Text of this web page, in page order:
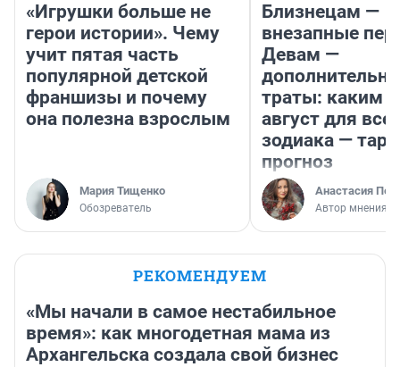
«Игрушки больше не
герои истории». Чему
учит пятая часть
популярной детской
франшизы и почему
она полезна взрослым
Мария Тищенко
Обозреватель
Близнецам —
внезапные
Девам —
траты: каким
август для
зодиака —
прогноз
Анастасия
Автор мнения
РЕКОМЕНДУЕМ
«Мы начали в самое нестабильное
время»: как многодетная мама из
Архангельска создала свой бизнес